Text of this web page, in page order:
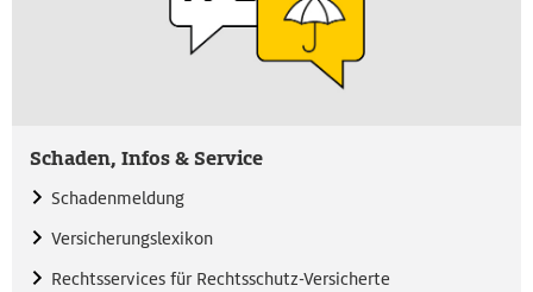
Schaden, Infos & Service
Schadenmeldung
Versicherungslexikon
Rechtsservices für Rechtsschutz-Versicherte